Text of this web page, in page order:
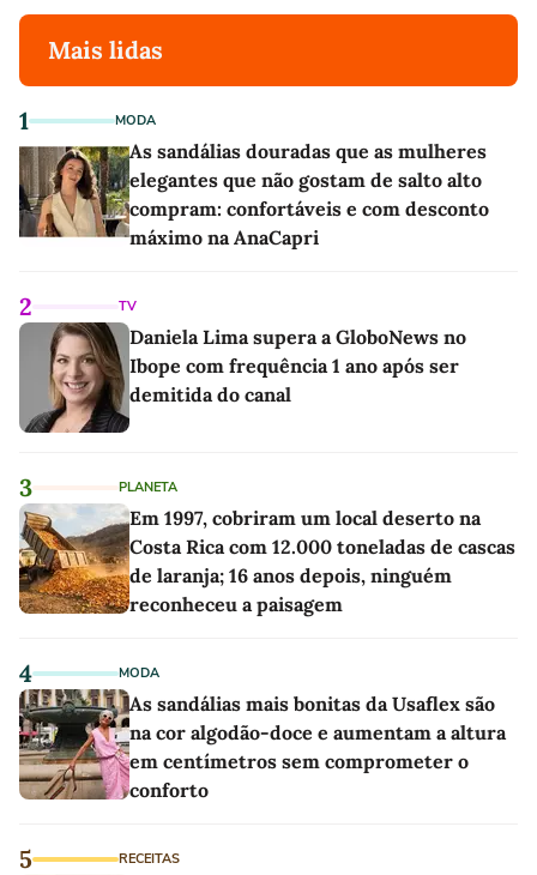
Mais lidas
1 MODA
As sandálias douradas que as mulheres
elegantes que não gostam de salto alto
compram: confortáveis e com desconto
máximo na AnaCapri
2 TV
Daniela Lima supera a GloboNews no
Ibope com frequência 1 ano após ser
demitida do canal
3 PLANETA
Em 1997, cobriram um local deserto na
Costa Rica com 12.000 toneladas de cascas
de laranja; 16 anos depois, ninguém
reconheceu a paisagem
4 MODA
As sandálias mais bonitas da Usaflex são
na cor algodão-doce e aumentam a altura
em centímetros sem comprometer o
conforto
5 RECEITAS